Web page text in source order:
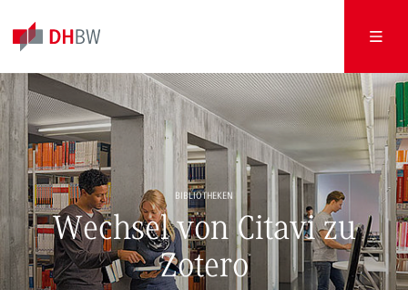
BIBLIOTHEKEN
Wechsel von Citavi zu
Zotero